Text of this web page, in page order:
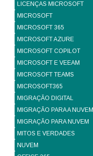
LICENÇAS MICROSOFT
MICROSOFT
MICROSOFT 365
MICROSOFT AZURE
MICROSOFT COPILOT
MICROSOFT E VEEAM
MICROSOFT TEAMS
MICROSOFT365
MIGRAÇÃO DIGITAL
MIGRAÇÃO PARA A NUVEM
MIGRAÇÃO PARA NUVEM
MITOS E VERDADES
NUVEM